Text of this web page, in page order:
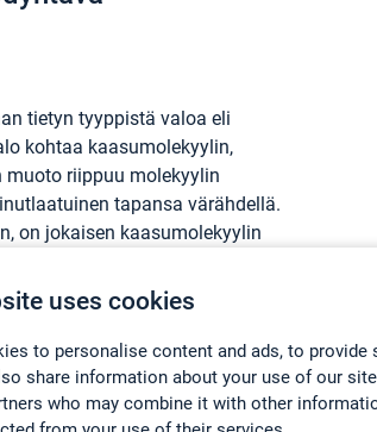
uses cookies
to personalise content and ads, to
share information about your use of our
who may combine it with other
tietyn tyyppistä valoa eli
kohtaa kaasumolekyylin,
muoto riippuu molekyylin
tapansa värähdellä.
on jokaisen kaasumolekyylin
mikä kaasu on kyseessä.
samanaikaisesti